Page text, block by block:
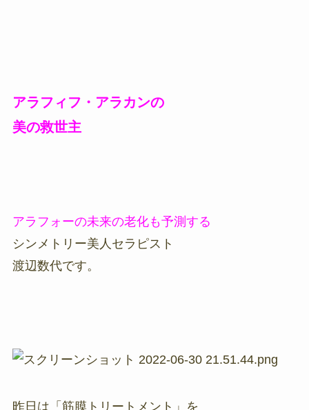
アラフィフ・アラカンの
美の救世主
アラフォーの未来の老化も予測する
シンメトリー美人セラピスト
渡辺数代です。
昨日は「筋膜トリートメント」を